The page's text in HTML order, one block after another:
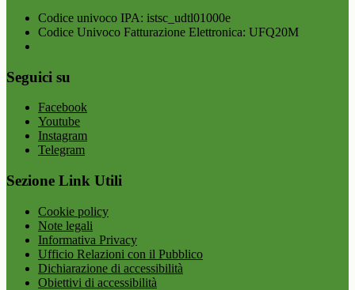
Codice univoco IPA: istsc_udtl01000e
Codice Univoco Fatturazione Elettronica: UFQ20M
Seguici su
Facebook
Youtube
Instagram
Telegram
Sezione Link Utili
Cookie policy
Note legali
Informativa Privacy
Ufficio Relazioni con il Pubblico
Dichiarazione di accessibilità
Obiettivi di accessibilità